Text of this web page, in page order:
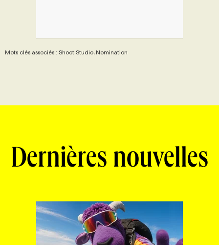
Mots clés associés : Shoot Studio, Nomination
Dernières nouvelles